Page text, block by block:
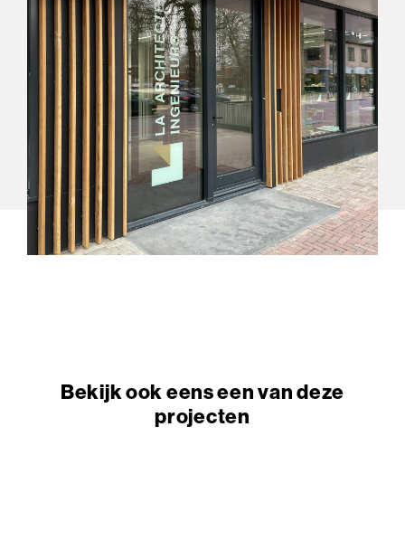
Bekijk ook eens een van deze
projecten